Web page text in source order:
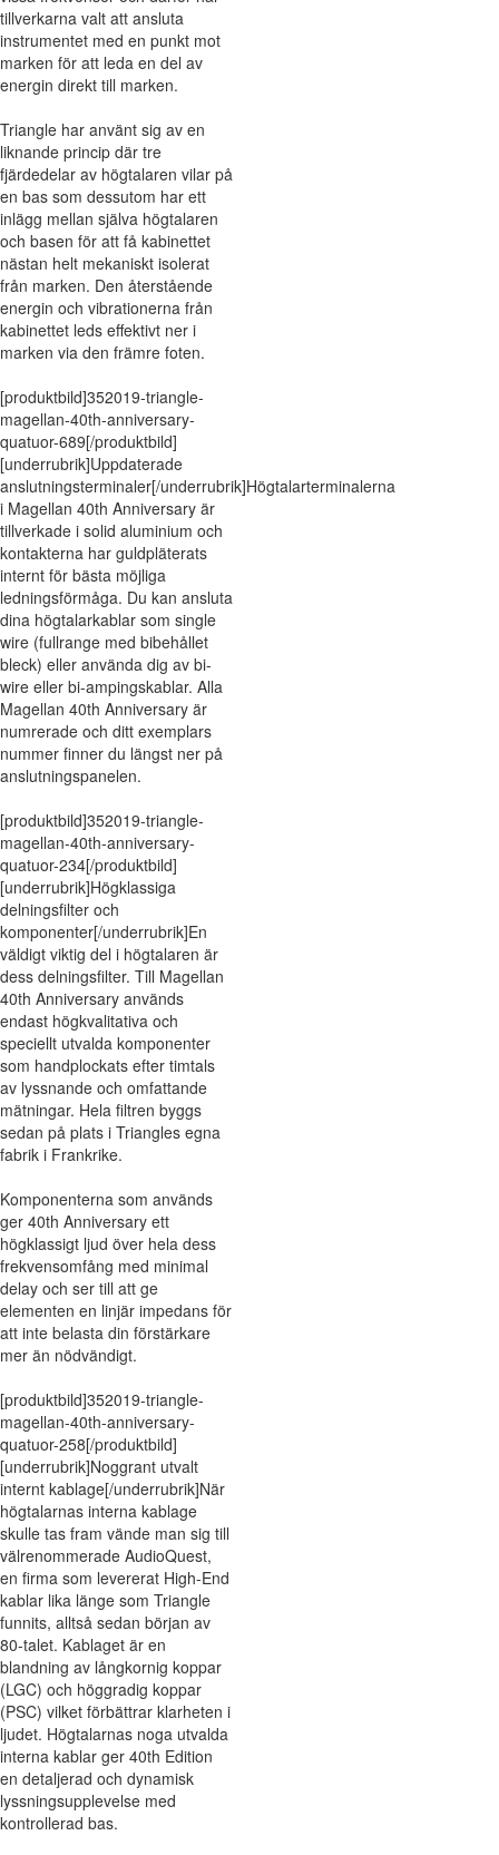
tillverkarna valt att ansluta
instrumentet med en punkt mot
marken för att leda en del av
energin direkt till marken.
Triangle har använt sig av en
liknande princip där tre
fjärdedelar av högtalaren vilar på
en bas som dessutom har ett
inlägg mellan själva högtalaren
och basen för att få kabinettet
nästan helt mekaniskt isolerat
från marken. Den återstående
energin och vibrationerna från
kabinettet leds effektivt ner i
marken via den främre foten.
[produktbild]352019-triangle-
magellan-40th-anniversary-
quatuor-689[/produktbild]
[underrubrik]Uppdaterade
anslutningsterminaler[/underrubrik]Högtalarterminalerna
i Magellan 40th Anniversary är
tillverkade i solid aluminium och
kontakterna har guldpläterats
internt för bästa möjliga
ledningsförmåga. Du kan ansluta
dina högtalarkablar som single
wire (fullrange med bibehållet
bleck) eller använda dig av bi-
wire eller bi-ampingskablar. Alla
Magellan 40th Anniversary är
numrerade och ditt exemplars
nummer finner du längst ner på
anslutningspanelen.
[produktbild]352019-triangle-
magellan-40th-anniversary-
quatuor-234[/produktbild]
[underrubrik]Högklassiga
delningsfilter och
komponenter[/underrubrik]En
väldigt viktig del i högtalaren är
dess delningsfilter. Till Magellan
40th Anniversary används
endast högkvalitativa och
speciellt utvalda komponenter
som handplockats efter timtals
av lyssnande och omfattande
mätningar. Hela filtren byggs
sedan på plats i Triangles egna
fabrik i Frankrike.
Komponenterna som används
ger 40th Anniversary ett
högklassigt ljud över hela dess
frekvensomfång med minimal
delay och ser till att ge
elementen en linjär impedans för
att inte belasta din förstärkare
mer än nödvändigt.
[produktbild]352019-triangle-
magellan-40th-anniversary-
quatuor-258[/produktbild]
[underrubrik]Noggrant utvalt
internt kablage[/underrubrik]När
högtalarnas interna kablage
skulle tas fram vände man sig till
välrenommerade AudioQuest,
en firma som levererat High-End
kablar lika länge som Triangle
funnits, alltså sedan början av
80-talet. Kablaget är en
blandning av långkornig koppar
(LGC) och höggradig koppar
(PSC) vilket förbättrar klarheten i
ljudet. Högtalarnas noga utvalda
interna kablar ger 40th Edition
en detaljerad och dynamisk
lyssningsupplevelse med
kontrollerad bas.